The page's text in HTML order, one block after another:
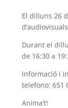
El dilluns 26
Durant el
de 16:30 a
Informació i
telefono: 651
Anima’t!